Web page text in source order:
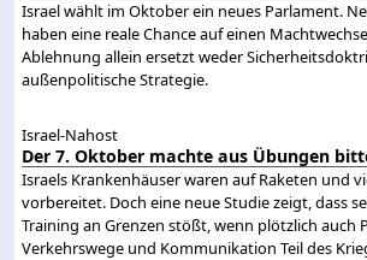
Israel wählt im Oktober ein neues Parlament.
haben eine reale Chance auf einen
Ablehnung allein ersetzt weder
außenpolitische Strategie.
Israel-Nahost
Der 7. Oktober machte aus Übungen
Israels Krankenhäuser waren auf Raketen und
vorbereitet. Doch eine neue Studie zeigt, dass
Training an Grenzen stößt, wenn plötzlich auch
Verkehrswege und Kommunikation Teil des